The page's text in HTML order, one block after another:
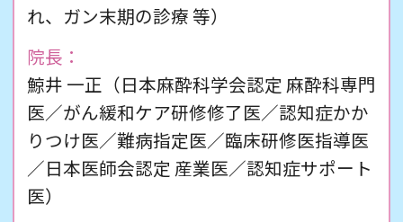
さらにマスク着用による脱水（熱中症）も関
係してきます。
対策としては、周囲に人がいない場所では、
マスクを外して水分補給をしましょう。
こまめな水分補給がポイントです。
帰宅時に手を洗った後に顔や首周辺をマッサ
ージしてみることもおすすめいたします。
れ、ガン末期の診療 等）
院長：
鯨井 一正（日本麻酔科学会認定 麻酔科専門
医／がん緩和ケア研修修了医／認知症かか
りつけ医／難病指定医／臨床研修医指導医
／日本医師会認定 産業医／認知症サポート
医）